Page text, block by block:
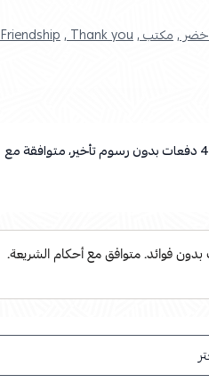
,مكتب ,Thank you ,
Friendship ,
4دفعات بدون رسوم تأخير، متوافقة مع